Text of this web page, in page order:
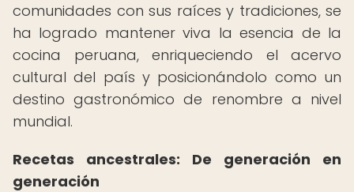
comunidades con sus raíces y tradiciones, se
ha logrado mantener viva la esencia de la
cocina peruana, enriqueciendo el acervo
cultural del país y posicionándolo como un
destino gastronómico de renombre a nivel
mundial.
Recetas ancestrales: De generación en
generación